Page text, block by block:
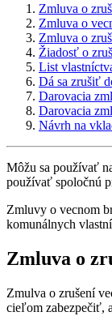
Zmluva o
Zmluva o
Zmluva o
Žiadosť o
List
Dá sa zrušiť
Darovacia
Darovacia
Návrh na
Môžu sa používať
používať spoločnú
Zmluvy o vecnom
komunálnych
Zmluva o
Zmulva o zrušení
cieľom zabezpečiť,